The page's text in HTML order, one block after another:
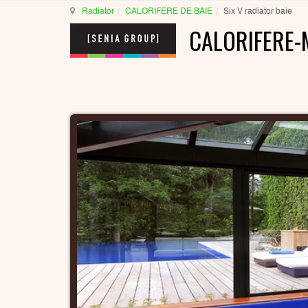
Radiator CALORIFERE DE BAIE Six V radiator baie